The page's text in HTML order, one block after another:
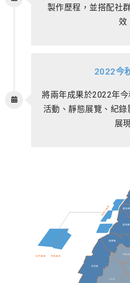
製作歷程，並搭配社
效
2022今
將兩年成果於2022年
活動、靜態展覽、紀
展